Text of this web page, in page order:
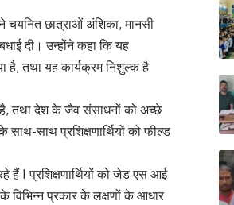
चयनित छात्राओं अंशिका, मानसी
दी। उन्होंने कहा कि यह
है, तथा यह कार्यक्रम निशुल्क है
है, तथा देश के जैव संसाधनों को अच्छे
साथ प्रशिक्षणार्थियों को फील्ड
हैं I प्रशिक्षणार्थियों को जेड एस आई
विभिन्न प्रकार के लक्षणों के आधार